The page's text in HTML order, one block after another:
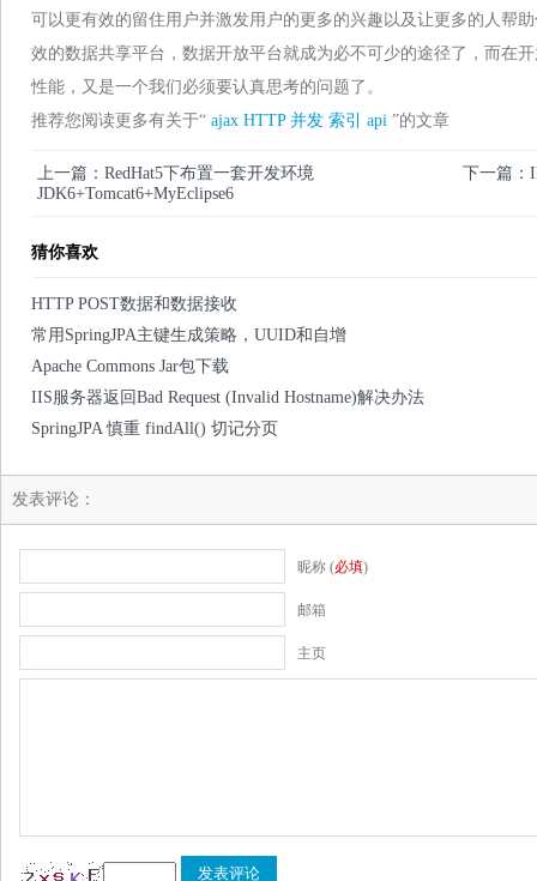
可以更有效的留住用户并激发用户的更多的兴趣以及让更多的人帮
效的数据共享平台，数据开放平台就成为必不可少的途径了，而在
性能，又是一个我们必须要认真思考的问题了。
推荐您阅读更多有关于“ ajax HTTP 并发 索引 api ”的文章
上一篇：RedHat5下布置一套开发环境
JDK6+Tomcat6+MyEclipse6
下一篇：
猜你喜欢
HTTP POST数据和数据接收
常用SpringJPA主键生成策略，UUID和自增
Apache Commons Jar包下载
IIS服务器返回Bad Request (Invalid Hostname)解决办法
SpringJPA 慎重 findAll() 切记分页
发表评论：
昵称 (必填)
邮箱
主页